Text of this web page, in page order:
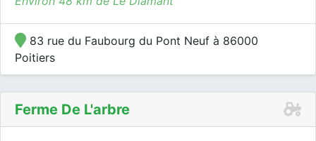
83 rue du Faubourg du Pont Neuf à 86000
Poitiers
Ferme De L'arbre